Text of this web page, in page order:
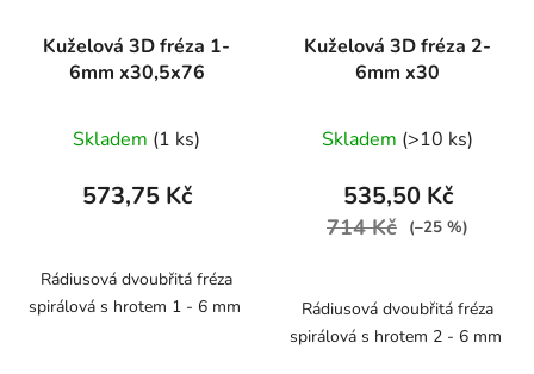
Kuželová 3D fréza 1-
6mm x30,5x76
Skladem (1 ks)
573,75 Kč
Rádiusová dvoubřitá fréza
spirálová s hrotem 1 - 6 mm
Kuželová 3D fréza 2-
6mm x30
Skladem (>10 ks)
535,50 Kč
714 Kč (–25 %)
Rádiusová dvoubřitá fréza
spirálová s hrotem 2 - 6 mm